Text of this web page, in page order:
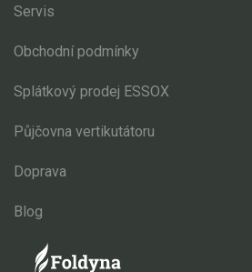
Servis
Obchodní podmínky
Splátkový prodej ESSOX
Půjčovna vertikutátoru
Doprava
Blog